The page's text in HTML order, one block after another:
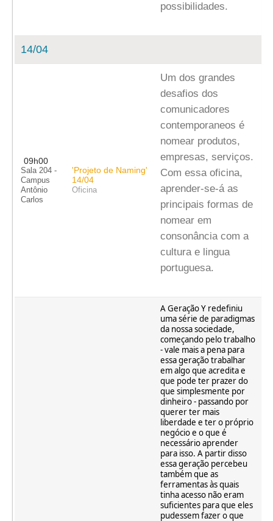
possibilidades.
14/04
09h00
Sala 204 -
Campus
Antônio
Carlos
'Projeto de Naming'
14/04
Oficina
Um dos grandes
desafios dos
comunicadores
contemporaneos é
nomear produtos,
empresas, serviços.
Com essa oficina,
aprender-se-á as
principais formas de
nomear em
consonância com a
cultura e lingua
portuguesa.
A Geração Y redefiniu
uma série de paradigmas
da nossa sociedade,
começando pelo trabalho
- vale mais a pena para
essa geração trabalhar
em algo que acredita e
que pode ter prazer do
que simplesmente por
dinheiro - passando por
querer ter mais
liberdade e ter o próprio
negócio e o que é
necessário aprender
para isso. A partir disso
essa geração percebeu
também que as
ferramentas às quais
tinha acesso não eram
suficientes para que eles
pudessem fazer o que